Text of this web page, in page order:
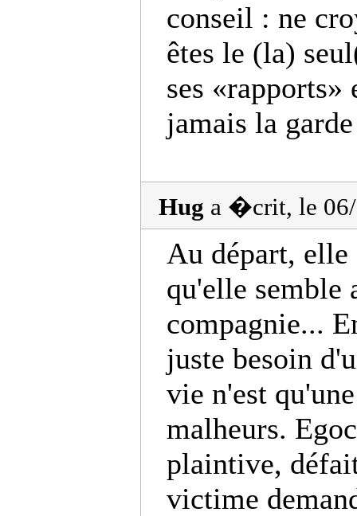
conseil : ne
êtes le (la)
ses «rapports»
jamais la
Hug a �crit, le
Au départ, elle
qu'elle semble
compagnie...
juste besoin
vie n'est
malheurs.
plaintive,
victime